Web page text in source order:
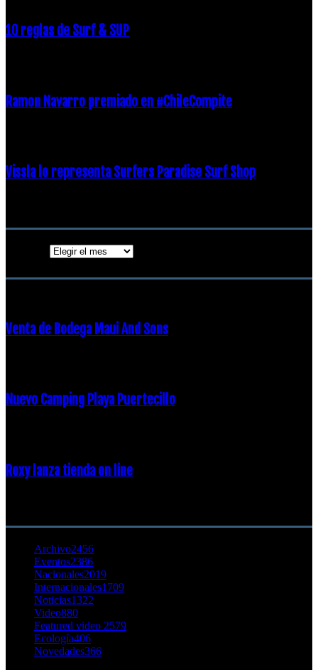
10 reglas de Surf & SUP
Ramon Navarro premiado en #ChileCompite
Vissla lo representa Surfers Paradise Surf Shop
Venta de Bodega Maui And Sons
Nuevo Camping Playa Puertecillo
Roxy lanza tienda on line
Archivo2456
Eventos2386
Nacionales2019
Internacionales1709
Noticias1322
Video880
Featured video 2579
Ecología406
Novedades366